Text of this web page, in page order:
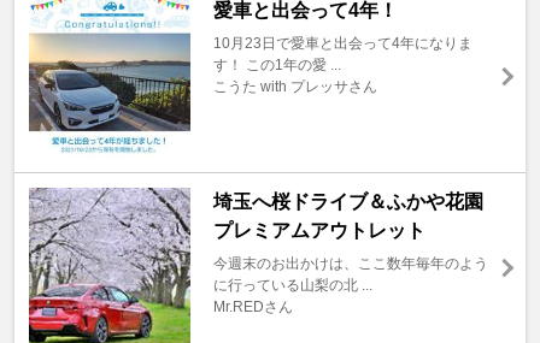
愛車と出会って4年！
10月23日で愛車と出会って4年になりま
す！ この1年の愛 ...
こうた with プレッサさん
埼玉へ桜ドライブ＆ふかや花園
プレミアムアウトレット
今週末のお出かけは、ここ数年毎年のよう
に行っている山梨の北 ...
Mr.REDさん